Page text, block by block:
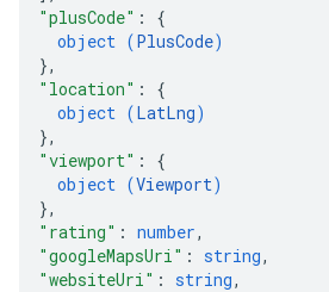
"plusCode" : {
object (PlusCode)
},
"location" : {
object (LatLng)
},
"viewport" : {
object (Viewport)
},
"rating" : number,
"googleMapsUri" : string,
"websiteUri" : string,